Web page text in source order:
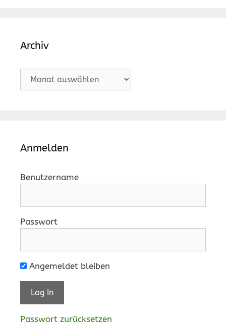
Archiv
Archiv
Anmelden
Benutzername
Passwort
Angemeldet bleiben
Passwort zurücksetzen